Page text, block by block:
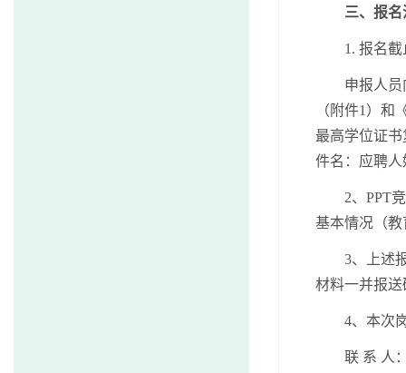
三、报
1. 报名
申报人
（附件1）和
最高学位证
件名：应聘人
2、PPT
基本情况（
3、上述
材料一并报
4、本次
联 系 人